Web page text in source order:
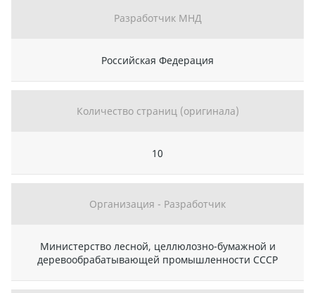
Разработчик МНД
Российская Федерация
Количество страниц (оригинала)
10
Организация - Разработчик
Министерство лесной, целлюлозно-бумажной и
деревообрабатывающей промышленности СССР